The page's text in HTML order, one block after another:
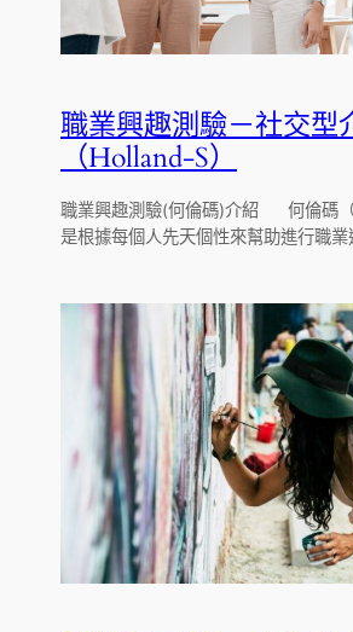
職業興趣測驗－社交型
（Holland-S）
職業興趣測驗(何倫碼)介紹 何倫碼（
是根據每個人先天個性來幫助進行職